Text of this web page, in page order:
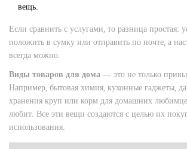
вещь.
Если сравнить с услугами, то разница простая:
положить в сумку или отправить по почте, а
всегда можно.
Виды товаров для дома — это не только
Например, бытовая химия, кухонные гаджеты,
хранения круп или корм для домашних
любит. Все эти вещи создаются с целью их
использования.